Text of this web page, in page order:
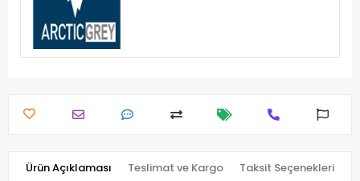
Ürün Açıklaması Teslimat ve Kargo Taksit Seçenekleri